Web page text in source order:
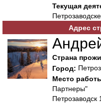
Текущая
Адрес
Страна
Город:
Место
Партнеры"
Петрозаводск